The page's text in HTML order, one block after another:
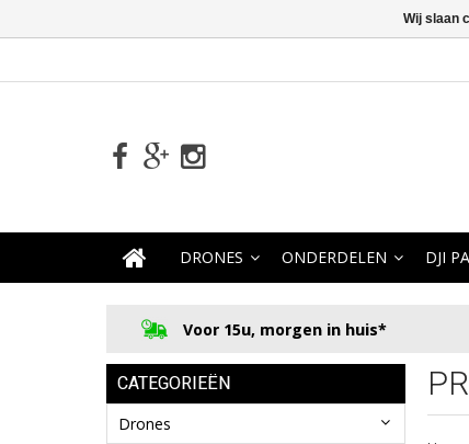
DRONES ONDERDELEN DJI
Voor 15u, morgen in huis*
CATEGORIEËN
Drones
Wij slaan